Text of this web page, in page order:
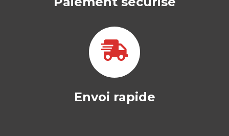
Envoi rapide